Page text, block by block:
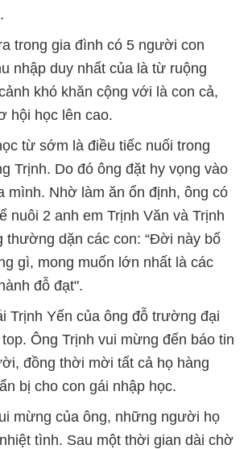
trong gia đình có 5 người con
nhập duy nhất của là từ ruộng
khó khăn cộng với là con cả,
hội học lên cao.
từ sớm là điều tiếc nuối trong
Trịnh. Do đó ông đặt hy vọng vào
mình. Nhờ làm ăn ổn định, ông có
nuôi 2 anh em Trịnh Văn và Trịnh
thường dặn các con: “Đời này bố
gì, mong muốn lớn nhất là các
đỗ đạt".
Trịnh Yến của ông đỗ trường đại
Ông Trịnh vui mừng đến báo tin
đồng thời mời tất cả họ hàng
bị cho con gái nhập học.
mừng của ông, những người họ
tình. Sau một thời gian dài chờ